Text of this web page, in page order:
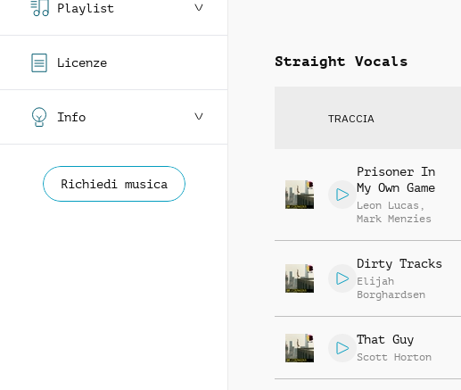
Playlist
Licenze
Info
Richiedi musica
Straight Vocals
TRACCIA
Prisoner In
My Own Game
Leon Lucas ,
Mark Menzies
Dirty Tracks
Elijah
Borghardsen
That Guy
Scott Horton